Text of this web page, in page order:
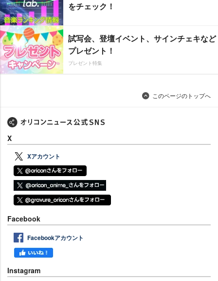
をチェック！
試写会、登壇イベント、サインチェキなど
プレゼント！
プレゼント特集
このページのトップへ
X
Xアカウント
Facebook
Facebookアカウント
Instagram